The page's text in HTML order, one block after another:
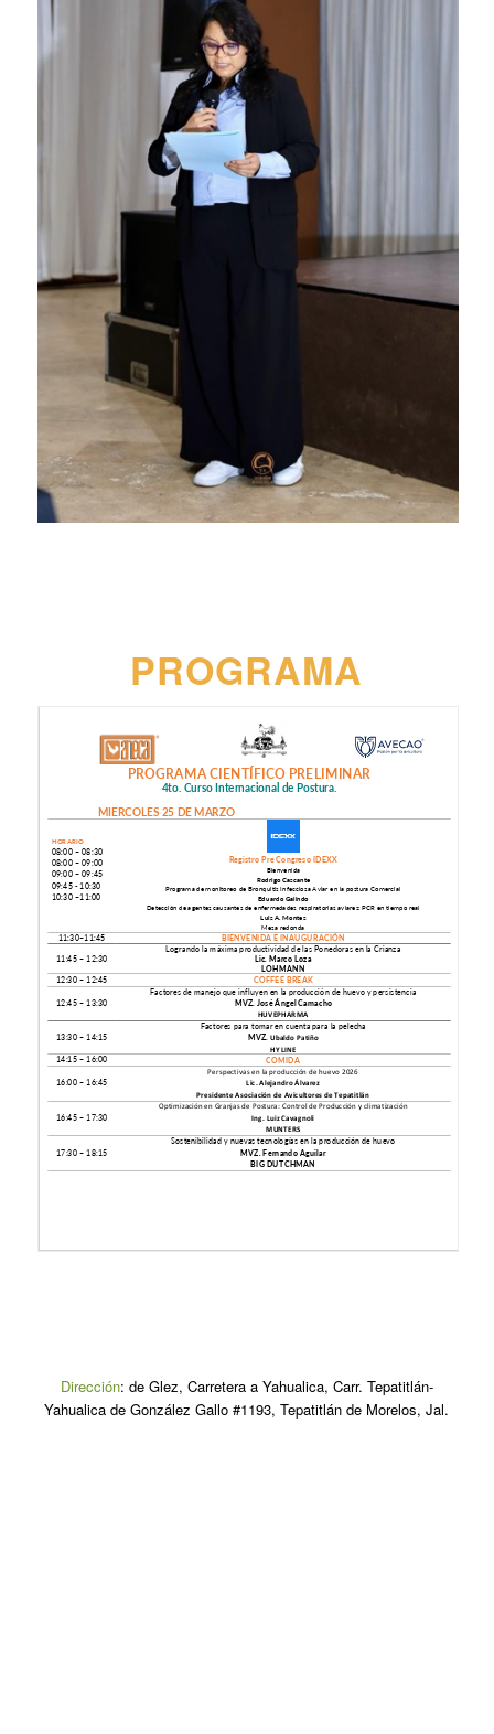
PROGRAMA
Dirección: de Glez, Carretera a Yahualica, Carr. Tepatitlán-
Yahualica de González Gallo #1193, Tepatitlán de Morelos, Jal.